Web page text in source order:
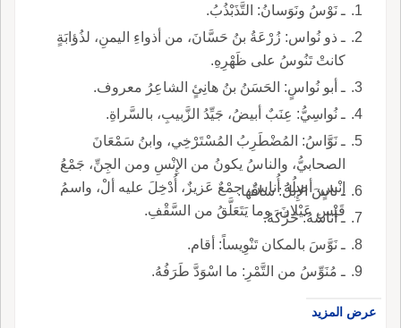
ـ نَوْسُ ونَوَسانُ: التَّذَبْذُبُ.
ـ ذو نُواس: زُرْعَةُ بنُ حَسَّانَ، من أذواءِ اليمنِ، لذُؤابَةٍ
كانتْ تَنُوسُ على ظَهْرِهِ.
ـ أبو نُواسٍ: الحَسَنُ بنُ هانِئٍ الشاعِرُ معروف.
ـ نُواسِيُّ: عِنَبٌ أبيضُ، جَيِّدُ الزَّبيبِ، بالسَّراةِ.
ـ نَوَّاسُ: المُضْطَرِبُ المُسْتَرْخِي، وابنُ سَمْعَانَ
الصحابيُّ، والناسُ يكونُ من الإِنْسِ ومن الجِنِّ، جَمْعُ
إنْسٍ، أصلُهُ أُناسٌ، جمْعٌ عَزيزٌ، أُدْخِلَ عليه ألْ، واسمُ
قَيْسِ عَيْلانَ، وما يَتَعَلَّقُ من السَّقْفِ.
ـ ناسَ الإِبلَ: ساقَها.
ـ أناسَهُ: حَرَّكَهُ.
ـ نَوَّسَ بالمكان تَنْوِيساً: أقام.
ـ مُنَوِّسُ من التَّمْرِ: ما اسْوَدَّ طَرَفُهُ.
عرض المزيد